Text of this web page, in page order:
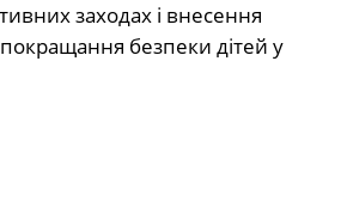
заходах і внесення
безпеки дітей у